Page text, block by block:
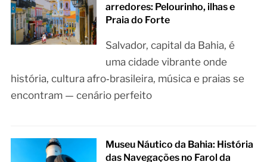
arredores: Pelourinho, ilhas e
Praia do Forte
Salvador, capital da Bahia, é
uma cidade vibrante onde
história, cultura afro‑brasileira, música e praias se
encontram — cenário perfeito
Museu Náutico da Bahia: História
das Navegações no Farol da